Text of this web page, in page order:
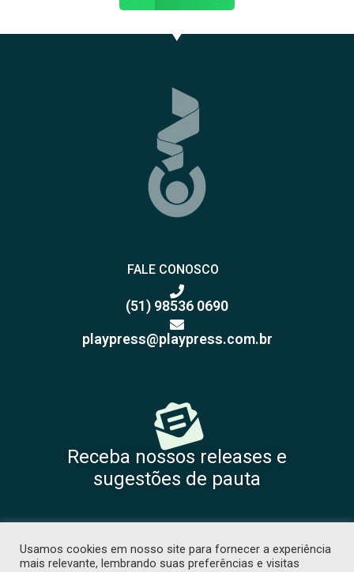
FALE CONOSCO
(51) 98536 0690
playpress@playpress.com.br
Receba nossos releases e
sugestões de pauta
Usamos cookies em nosso site para fornecer a experiência
mais relevante, lembrando suas preferências e visitas